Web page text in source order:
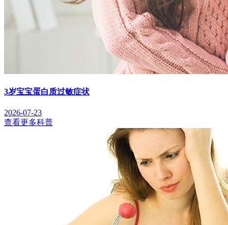
3岁宝宝蛋白质过敏症状
2026-07-23
查看更多科普